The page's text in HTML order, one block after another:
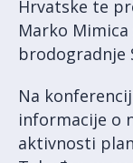
Hrvatske te
Marko
brodogradnje
Na
informacije o
aktivnosti